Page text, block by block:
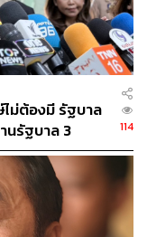
ม่ต้องมี รัฐบาล
นรัฐบาล 3
114